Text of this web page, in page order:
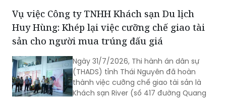
Vụ việc Công ty TNHH Khách sạn Du lịch
Huy Hùng: Khép lại việc cưỡng chế giao tài
sản cho người mua trúng đấu giá
Ngày 31/7/2026, Thi hành án dân sự
(THADS) tỉnh Thái Nguyên đã hoàn
thành việc cưỡng chế giao tài sản là
Khách sạn River (số 417 đường Quang